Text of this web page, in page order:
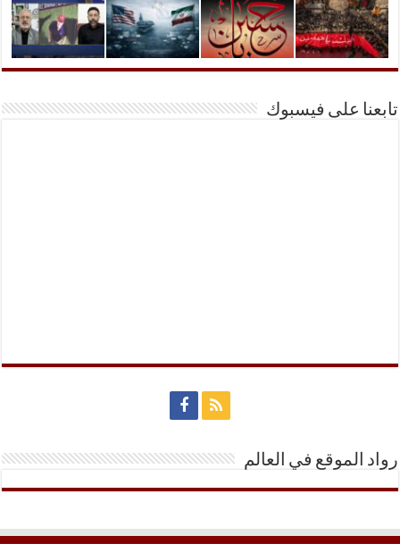
تابعنا على فيسبوك
رواد الموقع في العالم